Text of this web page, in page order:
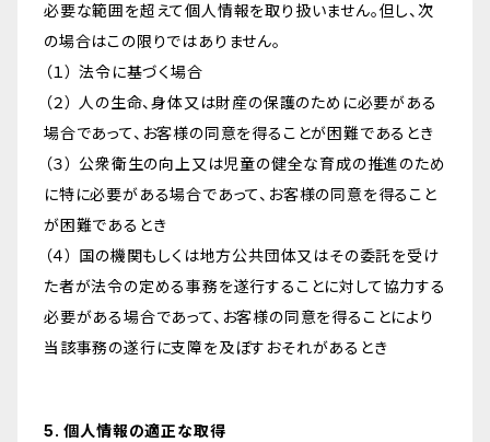
必要な範囲を超えて個人情報を取り扱いません。但し、次
の場合はこの限りではありません。
（１） 法令に基づく場合
（２） 人の生命、身体又は財産の保護のために必要がある
場合であって、お客様の同意を得ることが困難であるとき
（３） 公衆衛生の向上又は児童の健全な育成の推進のため
に特に必要がある場合であって、お客様の同意を得ること
が困難であるとき
（４） 国の機関もしくは地方公共団体又はその委託を受け
た者が法令の定める事務を遂行することに対して協力する
必要がある場合であって、お客様の同意を得ることにより
当該事務の遂行に支障を及ぼすおそれがあるとき
5. 個人情報の適正な取得